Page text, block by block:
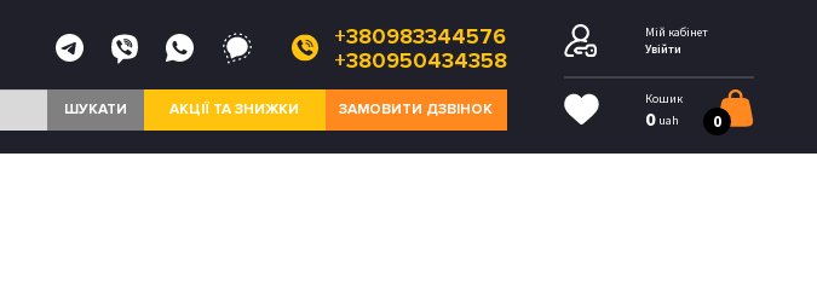
+380983344576
+380950434358
ШУКАТИ АКЦІЇ ТА ЗНИЖКИ ЗАМОВИТИ ДЗВІНОК
Мій кабінет
Увійти
Кошик
0 uah 0